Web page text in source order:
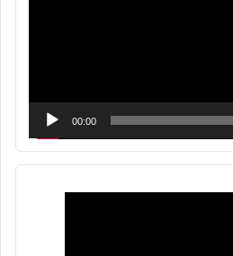
00:00